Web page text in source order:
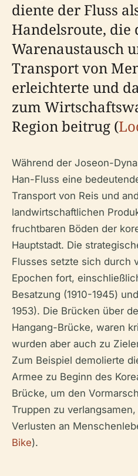
diente der Fluss
Handelsroute, die
Warenaustausch
Transport von
erleichterte und
zum
Region beitrug (
Während der Joseon-
Han-Fluss eine
Transport von Reis und
landwirtschaftlichen
fruchtbaren Böden der
Hauptstadt. Die
Flusses setzte sich durch
Epochen fort,
Besatzung (1910-1945)
1953). Die Brücken über
Hangang-Brücke, waren
wurden aber auch zu
Zum Beispiel demolierte
Armee zu Beginn des
Brücke, um den
Truppen zu
Verlusten an
Bike).